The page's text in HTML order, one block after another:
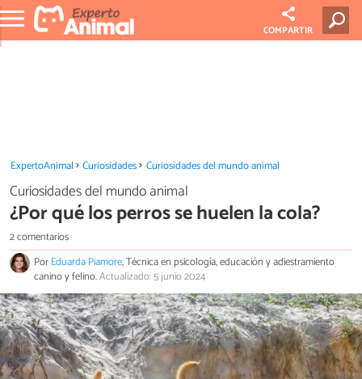
COMPARTIR
ExpertoAnimal Curiosidades Curiosidades del mundo animal
Curiosidades del mundo animal
¿Por qué los perros se huelen la cola?
2 comentarios
PorEduarda Piamore, Técnica en psicología, educación y adiestramiento
canino y felino.Actualizado: 5 junio 2024